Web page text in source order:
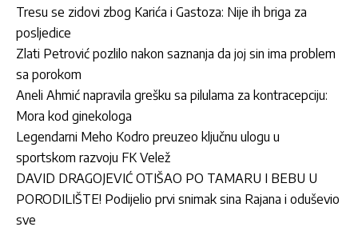
Tresu se zidovi zbog Karića i Gastoza: Nije ih briga za
posljedice
Zlati Petrović pozlilo nakon saznanja da joj sin ima problem
sa porokom
Aneli Ahmić napravila grešku sa pilulama za kontracepciju:
Mora kod ginekologa
Legendarni Meho Kodro preuzeo ključnu ulogu u
sportskom razvoju FK Velež
DAVID DRAGOJEVIĆ OTIŠAO PO TAMARU I BEBU U
PORODILIŠTE! Podijelio prvi snimak sina Rajana i oduševio
sve